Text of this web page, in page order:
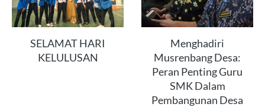
SELAMAT HARI
KELULUSAN
Menghadiri
Musrenbang Desa:
Peran Penting Guru
SMK Dalam
Pembangunan Desa